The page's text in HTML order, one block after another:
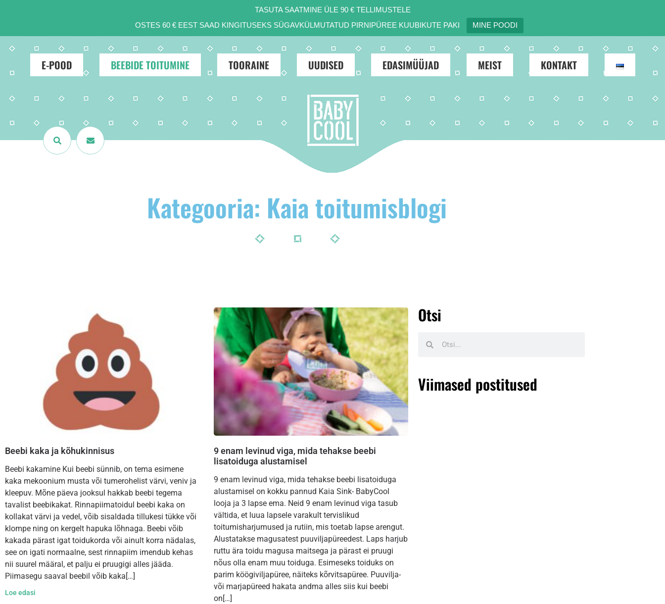
TASUTA SAATMINE ÜLE 90 € TELLIMUSTELE
OSTES 60 € EEST SAAD KINGITUSEKS SÜGAVKÜLMUTATUD PIRNIPÜREE KUUBIKUTE PAKI
MINE POODI
E-POOD BEEBIDE TOITUMINE TOORAINE UUDISED EDASIMÜÜJAD MEIST KONTAKT
Kategooria: Kaia toitumisblogi
Beebi kaka ja kõhukinnisus
Beebi kakamine Kui beebi sünnib, on tema esimene
kaka mekoonium musta või tumerohelist värvi, veniv ja
kleepuv. Mõne päeva jooksul hakkab beebi tegema
tavalist beebikakat. Rinnapiimatoidul beebi kaka on
kollakat värvi ja vedel, võib sisaldada tillukesi tükke või
klompe ning on kergelt hapuka lõhnaga. Beebi võib
kakada pärast igat toidukorda või ainult korra nädalas,
see on igati normaalne, sest rinnapiim imendub kehas
nii suurel määral, et palju ei pruugigi alles jääda.
Piimasegu saaval beebil võib kaka[…]
Loe edasi
9 enam levinud viga, mida tehakse beebi
lisatoiduga alustamisel
9 enam levinud viga, mida tehakse beebi lisatoiduga
alustamisel on kokku pannud Kaia Sink- BabyCool
looja ja 3 lapse ema. Neid 9 enam levinud viga tasub
vältida, et luua lapsele varakult tervislikud
toitumisharjumused ja rutiin, mis toetab lapse arengut.
Alustatakse magusatest puuviljapüreedest. Laps harjub
ruttu ära toidu magusa maitsega ja pärast ei pruugi
nõus olla enam muu toiduga. Esimeseks toiduks on
parim köögiviljapüree, näiteks kõrvitsapüree. Puuvilja-
või marjapüreed hakata andma alles siis kui beebi
on[…]
Otsi
Viimased postitused